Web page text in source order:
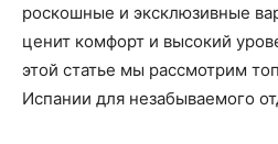
роскошные и эксклюзивные
ценит комфорт и высокий
этой статье мы рассмотрим
Испании для незабываемого